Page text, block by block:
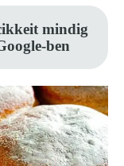
mindig
ben